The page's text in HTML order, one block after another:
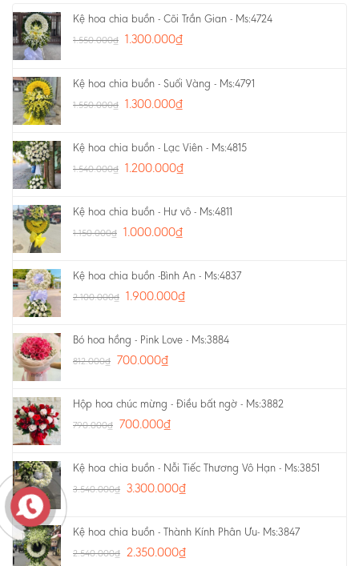
Kệ hoa chia buồn - Cõi Trần Gian - Ms:4724
1.550.000₫ 1.300.000₫
Kệ hoa chia buồn - Suối Vàng - Ms:4791
1.550.000₫ 1.300.000₫
Kệ hoa chia buồn - Lạc Viên - Ms:4815
1.540.000₫ 1.200.000₫
Kệ hoa chia buồn - Hư vô - Ms:4811
1.150.000₫ 1.000.000₫
Kệ hoa chia buồn -Bình An - Ms:4837
2.100.000₫ 1.900.000₫
Bó hoa hồng - Pink Love - Ms:3884
812.000₫ 700.000₫
Hộp hoa chúc mừng - Điều bất ngờ - Ms:3882
790.000₫ 700.000₫
Kệ hoa chia buồn - Nỗi Tiếc Thương Vô Hạn - Ms:3851
3.540.000₫ 3.300.000₫
Kệ hoa chia buồn - Thành Kính Phân Ưu- Ms:3847
2.540.000₫ 2.350.000₫